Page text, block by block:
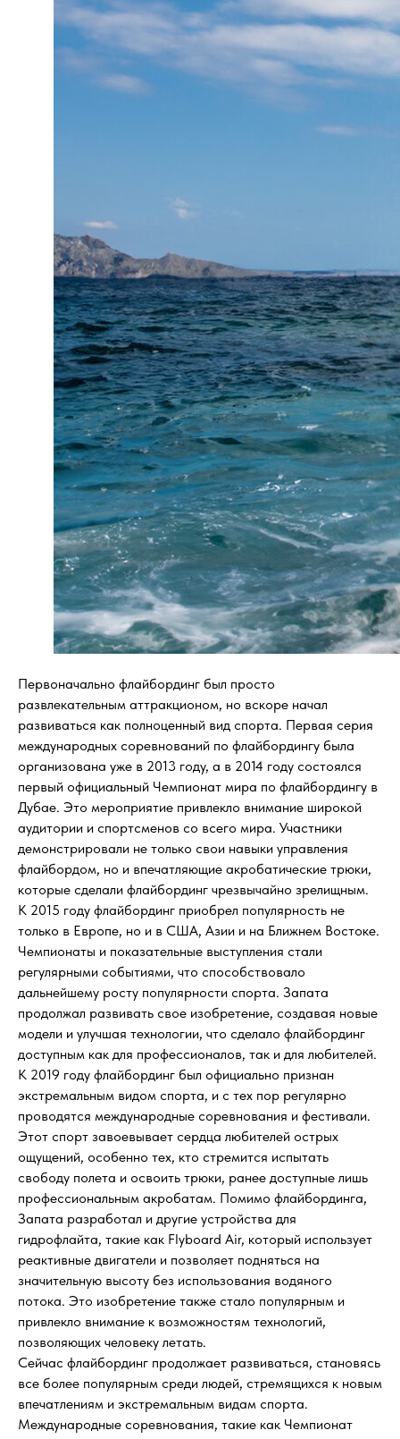
Первоначально флайбординг был просто
развлекательным аттракционом, но вскоре начал
развиваться как полноценный вид спорта. Первая серия
международных соревнований по флайбордингу была
организована уже в 2013 году, а в 2014 году состоялся
первый официальный Чемпионат мира по флайбордингу в
Дубае. Это мероприятие привлекло внимание широкой
аудитории и спортсменов со всего мира. Участники
демонстрировали не только свои навыки управления
флайбордом, но и впечатляющие акробатические трюки,
которые сделали флайбординг чрезвычайно зрелищным.
К 2015 году флайбординг приобрел популярность не
только в Европе, но и в США, Азии и на Ближнем Востоке.
Чемпионаты и показательные выступления стали
регулярными событиями, что способствовало
дальнейшему росту популярности спорта. Запата
продолжал развивать свое изобретение, создавая новые
модели и улучшая технологии, что сделало флайбординг
доступным как для профессионалов, так и для любителей.
К 2019 году флайбординг был официально признан
экстремальным видом спорта, и с тех пор регулярно
проводятся международные соревнования и фестивали.
Этот спорт завоевывает сердца любителей острых
ощущений, особенно тех, кто стремится испытать
свободу полета и освоить трюки, ранее доступные лишь
профессиональным акробатам. Помимо флайбординга,
Запата разработал и другие устройства для
гидрофлайта, такие как Flyboard Air, который использует
реактивные двигатели и позволяет подняться на
значительную высоту без использования водяного
потока. Это изобретение также стало популярным и
привлекло внимание к возможностям технологий,
позволяющих человеку летать.
Сейчас флайбординг продолжает развиваться, становясь
все более популярным среди людей, стремящихся к новым
впечатлениям и экстремальным видам спорта.
Международные соревнования, такие как Чемпионат